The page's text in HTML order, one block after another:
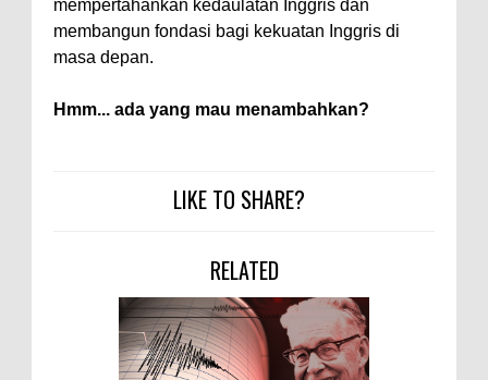
mempertahankan kedaulatan Inggris dan
membangun fondasi bagi kekuatan Inggris di
masa depan.
Hmm... ada yang mau menambahkan?
LIKE TO SHARE?
RELATED